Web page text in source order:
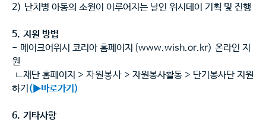
2) 난치병 아동의 소원이 이루어지는 날인 위시데이 기획 및 진행
5. 지원 방법
- 메이크어위시 코리아 홈페이지 (www.wish.or.kr) 온라인 지
원
ㄴ재단 홈페이지 > 자원봉사 > 자원봉사활동> 단기봉사단 지원
하기 (▶바로가기)
6. 기타사항